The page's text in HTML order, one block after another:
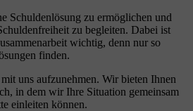
Schuldenlösung zu ermöglichen und
zu begleiten. Dabei ist
wichtig, denn nur so
finden.
uns aufzunehmen. Wir bieten Ihnen
in dem wir Ihre Situation gemeinsam
einleiten können.